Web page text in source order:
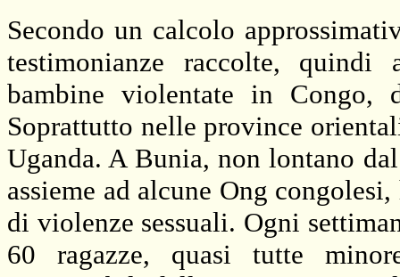
Secondo un calcolo
testimonianze raccolte, quindi
bambine violentate in Congo,
Soprattutto nelle province
Uganda. A Bunia, non lontano
assieme ad alcune Ong
di violenze sessuali. Ogni
60 ragazze, quasi tutte